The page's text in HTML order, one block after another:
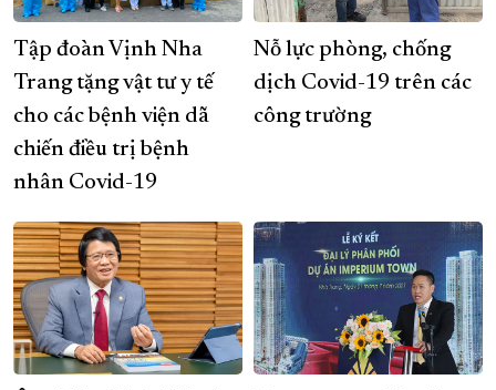
Tập đoàn Vịnh Nha
Trang tặng vật tư y tế
cho các bệnh viện dã
chiến điều trị bệnh
nhân Covid-19
Nỗ lực phòng, chống
dịch Covid-19 trên các
công trường